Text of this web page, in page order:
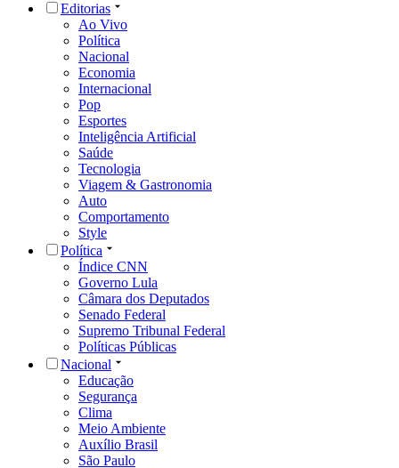
Editorias
Ao Vivo
Política
Nacional
Economia
Internacional
Pop
Esportes
Inteligência Artificial
Saúde
Tecnologia
Viagem & Gastronomia
Auto
Comportamento
Style
Política
Índice CNN
Governo Lula
Câmara dos Deputados
Senado Federal
Supremo Tribunal Federal
Políticas Públicas
Nacional
Educação
Segurança
Clima
Meio Ambiente
Auxílio Brasil
São Paulo